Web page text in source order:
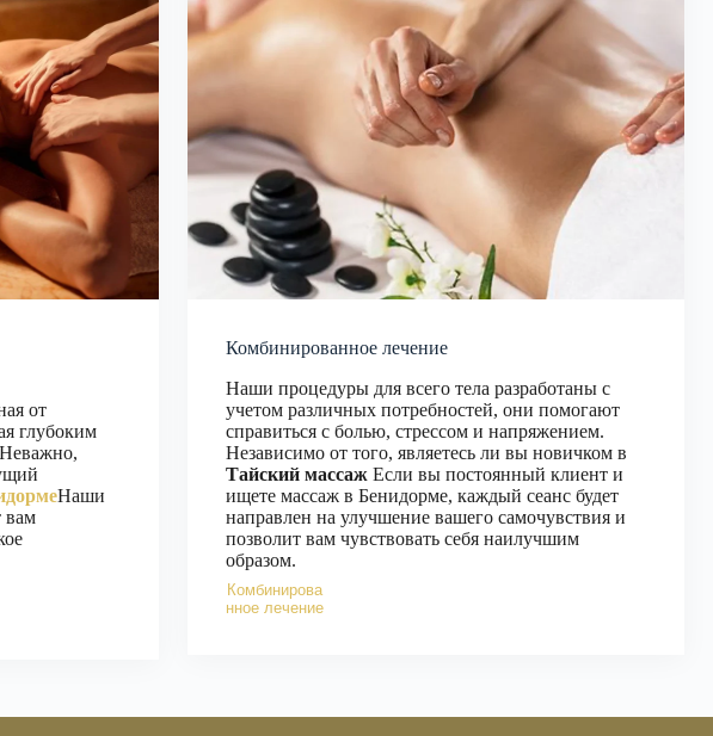
от
глубоким
Наши
вам
Комбинированное лечение
Наши процедуры для всего тела разработаны с
учетом различных потребностей, они помогают
справиться с болью, стрессом и напряжением.
Независимо от того, являетесь ли вы новичком в
Тайский массаж Если вы постоянный клиент и
ищете массаж в Бенидорме, каждый сеанс будет
направлен на улучшение вашего самочувствия и
позволит вам чувствовать себя наилучшим
образом.
Комбинирова
нное лечение